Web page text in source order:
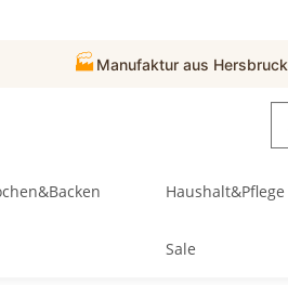
🏭 Manufaktur aus Hersbruck
Haushalt&Pflege
Sale